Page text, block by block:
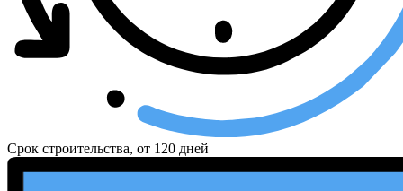
Срок строительства, от 120 дней